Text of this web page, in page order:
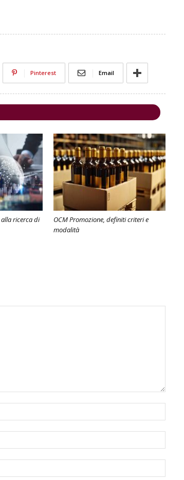
Pinterest Email
alla ricerca di
OCM Promozione, definiti criteri e
modalità